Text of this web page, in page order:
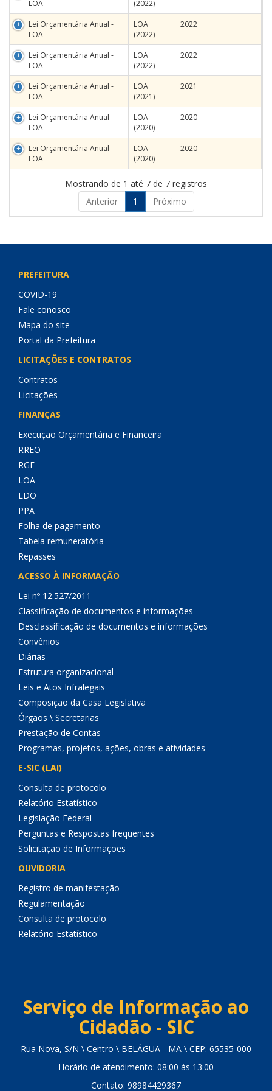
LOA
(2022)
Lei Orçamentária Anual -
LOA
LOA
(2022)
2022
Lei Orçamentária Anual -
LOA
LOA
(2022)
2022
Lei Orçamentária Anual -
LOA
LOA
(2021)
2021
Lei Orçamentária Anual -
LOA
LOA
(2020)
2020
Lei Orçamentária Anual -
LOA
LOA
(2020)
2020
Mostrando de 1 até 7 de 7 registros
Anterior
1 Próximo
PREFEITURA
COVID-19
Fale conosco
Mapa do site
Portal da Prefeitura
LICITAÇÕES E CONTRATOS
Contratos
Licitações
FINANÇAS
Execução Orçamentária e Financeira
RREO
RGF
LOA
LDO
PPA
Folha de pagamento
Tabela remuneratória
Repasses
ACESSO À INFORMAÇÃO
Lei nº 12.527/2011
Classificação de documentos e informações
Desclassificação de documentos e informações
Convênios
Diárias
Estrutura organizacional
Leis e Atos Infralegais
Composição da Casa Legislativa
Órgãos \ Secretarias
Prestação de Contas
Programas, projetos, ações, obras e atividades
E-SIC (LAI)
Consulta de protocolo
Relatório Estatístico
Legislação Federal
Perguntas e Respostas frequentes
Solicitação de Informações
OUVIDORIA
Registro de manifestação
Regulamentação
Consulta de protocolo
Relatório Estatístico
Serviço de Informação ao
Cidadão - SIC
Rua Nova, S/N \ Centro \ BELÁGUA - MA \ CEP: 65535-000
Horário de atendimento: 08:00 às 13:00
Contato: 98984429367